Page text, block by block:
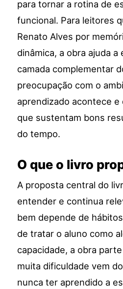
para tornar a rotina de
funcional. Para leitores
Renato Alves por
dinâmica, a obra ajuda a
camada complementar
preocupação com o
aprendizado acontece
que sustentam bons
do tempo.
O que o livro
A proposta central do
entender e continua
bem depende de
de tratar o aluno como
capacidade, a obra
muita dificuldade vem
nunca ter aprendido a